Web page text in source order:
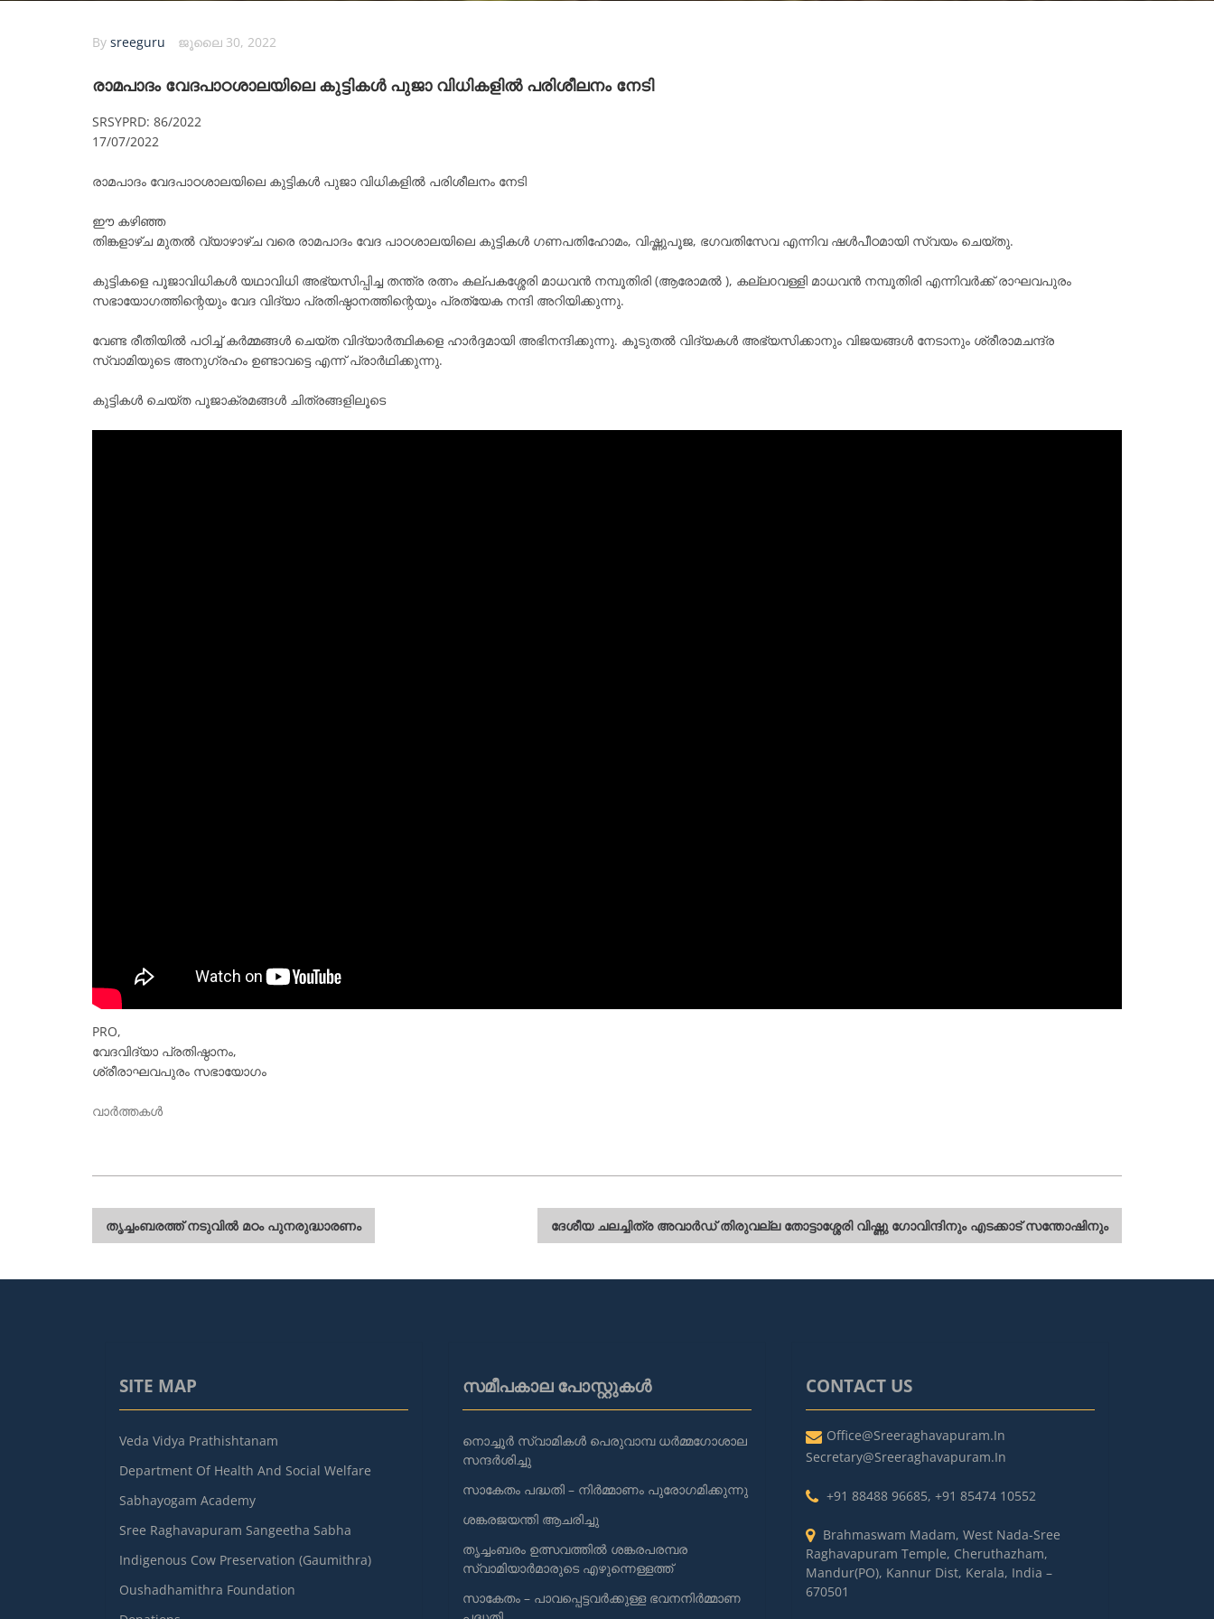
By sreeguru ജൂലൈ 30, 2022
രാമപാദം വേദപാഠശാലയിലെ കുട്ടികൾ പുജാ വിധികളിൽ പരിശീലനം നേടി
SRSYPRD: 86/2022
17/07/2022
രാമപാദം വേദപാഠശാലയിലെ കുട്ടികൾ പുജാ വിധികളിൽ പരിശീലനം നേടി
ഈ കഴിഞ്ഞ
തിങ്കളാഴ്ച മുതൽ വ്യാഴാഴ്ച വരെ രാമപാദം വേദ പാഠശാലയിലെ കുട്ടികൾ ഗണപതിഹോമം, വിഷ്ണുപൂജ, ഭഗവതിസേവ എന്നിവ ഷൾപീഠമായി സ്വയം ചെയ്തു.
കുട്ടികളെ പൂജാവിധികൾ യഥാവിധി അഭ്യസിപ്പിച്ച തന്ത്ര രത്നം കല്പകശ്ശേരി മാധവൻ നമ്പൂതിരി (ആരോമൽ ), കല്ലoവള്ളി മാധവൻ നമ്പൂതിരി എന്നിവർക്ക് രാഘവപുരം
സഭായോഗത്തിന്റെയും വേദ വിദ്യാ പ്രതിഷ്ഠാനത്തിന്റെയും പ്രത്യേക നന്ദി അറിയിക്കുന്നു.
വേണ്ട രീതിയിൽ പഠിച്ച് കർമ്മങ്ങൾ ചെയ്ത വിദ്യാർത്ഥികളെ ഹാർദ്ദമായി അഭിനന്ദിക്കുന്നു. കൂടുതൽ വിദ്യകൾ അഭ്യസിക്കാനും വിജയങ്ങൾ നേടാനും ശ്രീരാമചന്ദ്ര
സ്വാമിയുടെ അനുഗ്രഹം ഉണ്ടാവട്ടെ എന്ന് പ്രാർഥിക്കുന്നു.
കുട്ടികൾ ചെയ്ത പൂജാക്രമങ്ങൾ ചിത്രങ്ങളിലൂടെ
PRO,
വേദവിദ്യാ പ്രതിഷ്ഠാനം,
ശ്രീരാഘവപുരം സഭായോഗം
വാർത്തകൾ
പോസ്റ്റുകളിലൂടെ
തൃച്ചംബരത്ത് നടുവിൽ മഠം പുനരുദ്ധാരണം ദേശീയ ചലച്ചിത്ര അവാർഡ് തിരുവല്ല തോട്ടാശ്ശേരി വിഷ്ണു ഗോവിന്ദിനും എടക്കാട് സന്തോഷിനും
SITE MAP
Veda Vidya Prathishtanam
Department Of Health And Social Welfare
Sabhayogam Academy
Sree Raghavapuram Sangeetha Sabha
Indigenous Cow Preservation (Gaumithra)
Oushadhamithra Foundation
സമീപകാല പോസ്റ്റുകൾ
നൊച്ചൂർ സ്വാമികൾ പെരുവാമ്പ ധർമ്മഗോശാല
സന്ദർശിച്ചു
സാകേതം പദ്ധതി – നിർമ്മാണം പുരോഗമിക്കുന്നു
ശങ്കരജയന്തി ആചരിച്ചു
തൃച്ചംബരം ഉത്സവത്തിൽ ശങ്കരപരമ്പര
സ്വാമിയാർമാരുടെ എഴുന്നെള്ളത്ത്
സാകേതം – പാവപ്പെട്ടവർക്കുള്ള ഭവനനിർമ്മാണ
CONTACT US
Office@sreeraghavapuram.in
Secretary@sreeraghavapuram.in
+91 88488 96685, +91 85474 10552
Brahmaswam Madam, West Nada-Sree
Raghavapuram Temple, Cheruthazham,
Mandur(PO), Kannur Dist, Kerala, India –
670501